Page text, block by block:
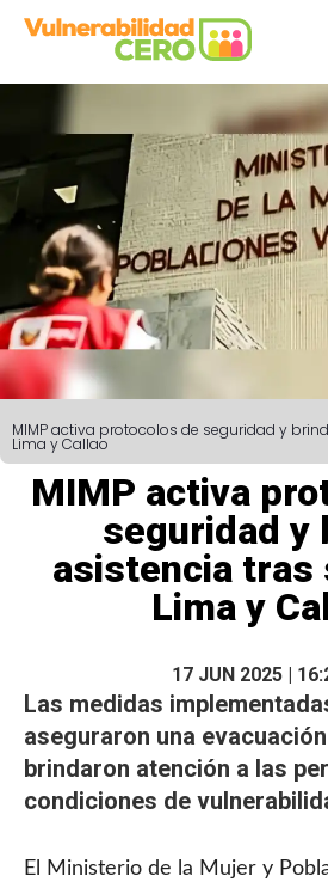
MIMP activa protocolos de seguridad y
Lima y Callao
MIMP activa
seguridad y
asistencia tras
Lima y
17 JUN 2025 |
Las medidas
aseguraron una
brindaron atención a las
condiciones de
El Ministerio de la Mujer y